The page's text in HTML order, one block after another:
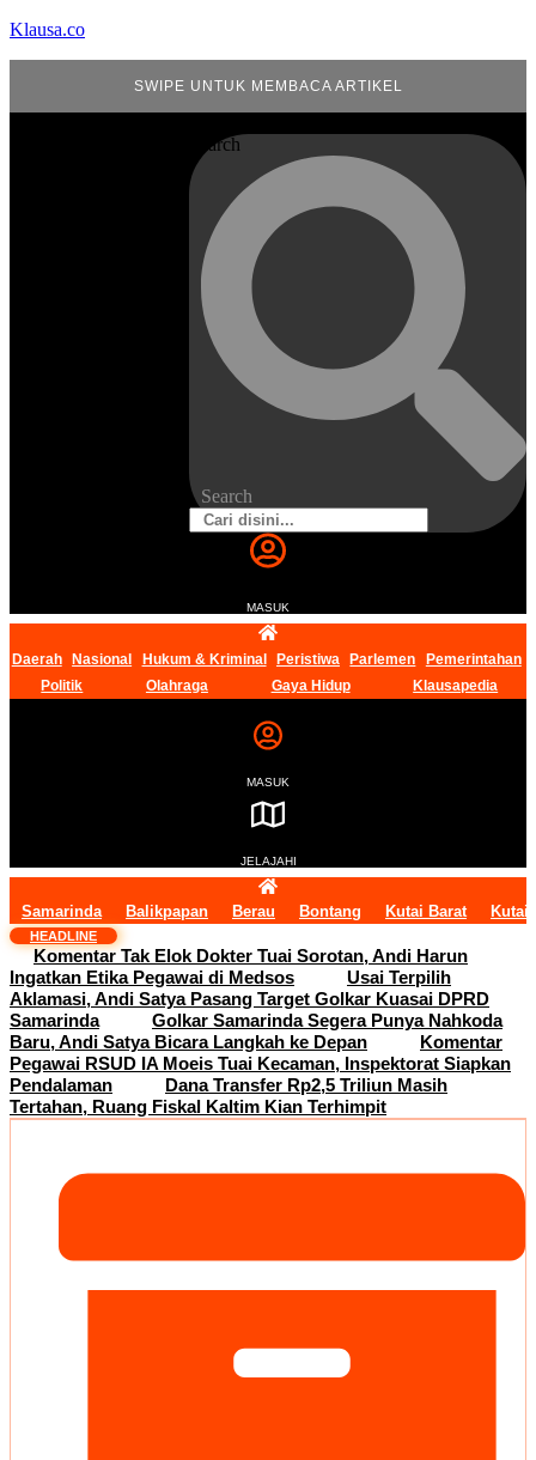
Klausa.co
SWIPE UNTUK MEMBACA ARTIKEL
Search
Search
MASUK
Daerah Nasional Hukum & Kriminal Peristiwa Parlemen
Pemerintahan
Politik
Olahraga Gaya Hidup Klausapedia
MASUK
JELAJAHI
Samarinda Balikpapan Berau Bontang Kutai Barat Kutai
HEADLINE
Komentar Tak Elok Dokter Tuai Sorotan, Andi Harun
Ingatkan Etika Pegawai di Medsos
Usai Terpilih
Aklamasi, Andi Satya Pasang Target Golkar Kuasai DPRD
Samarinda
Golkar Samarinda Segera Punya Nahkoda
Baru, Andi Satya Bicara Langkah ke Depan
Komentar
Pegawai RSUD IA Moeis Tuai Kecaman, Inspektorat Siapkan
Pendalaman
Dana Transfer Rp2,5 Triliun Masih
Tertahan, Ruang Fiskal Kaltim Kian Terhimpit